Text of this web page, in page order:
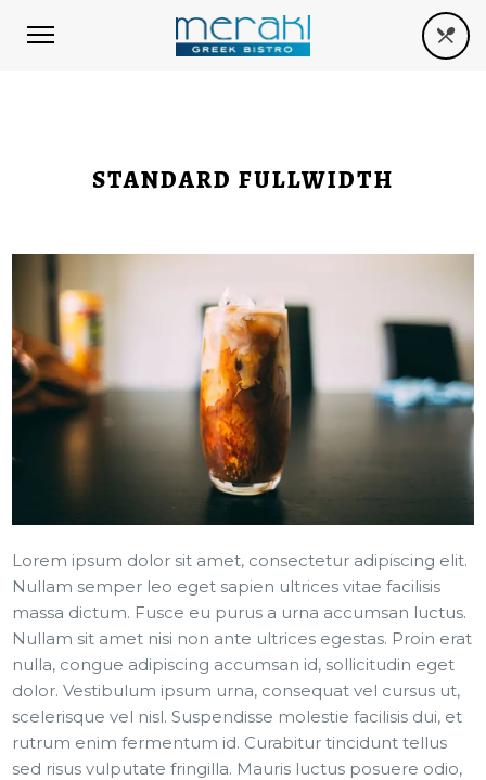
STANDARD FULLWIDTH
Lorem ipsum dolor sit amet, consectetur adipiscing elit.
Nullam semper leo eget sapien ultrices vitae facilisis
massa dictum. Fusce eu purus a urna accumsan luctus.
Nullam sit amet nisi non ante ultrices egestas. Proin erat
nulla, congue adipiscing accumsan id, sollicitudin eget
dolor. Vestibulum ipsum urna, consequat vel cursus ut,
scelerisque vel nisl. Suspendisse molestie facilisis dui, et
rutrum enim fermentum id. Curabitur tincidunt tellus
sed risus vulputate fringilla. Mauris luctus posuere odio,